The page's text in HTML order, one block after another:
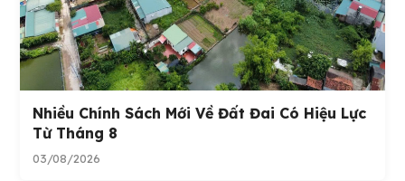
Nhiều Chính Sách Mới Về Đất Đai Có Hiệu Lực
Từ Tháng 8
03/08/2026